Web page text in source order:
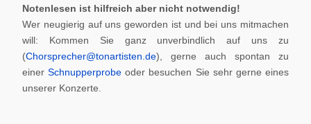
Notenlesen ist hilfreich aber nicht notwendig!
Wer neugierig auf uns geworden ist und bei uns mitmachen
will: Kommen Sie ganz unverbindlich auf uns zu
(Chorsprecher@tonartisten.de), gerne auch spontan zu
einerSchnupperprobe oder besuchen Sie sehr gerne eines
unserer Konzerte.